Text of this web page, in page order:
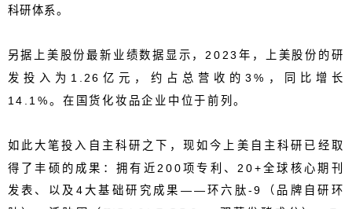
科研体系。
另据上美股份最新业绩数据显示，2023年，上美股份的研
发投入为 1.26 亿元，约占总营收的 3% ，同比增长
14.1%。在国货化妆品企业中位于前列。
如此大笔投入自主科研之下，现如今 上美 自主科研已经取
得了丰硕的成果：拥有近200项专利 、20+全球核心期刊
发表 、以及 4大基础研究成果——环六肽-9
（品牌自研环